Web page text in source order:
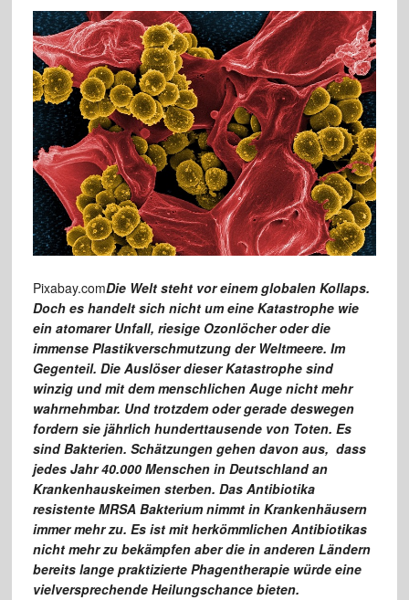
Pixabay.comDie Welt steht vor einem globalen Kollaps.
Doch es handelt sich nicht um eine Katastrophe wie
ein atomarer Unfall, riesige Ozonlöcher oder die
immense Plastikverschmutzung der Weltmeere. Im
Gegenteil. Die Auslöser dieser Katastrophe sind
winzig und mit dem menschlichen Auge nicht mehr
wahrnehmbar. Und trotzdem oder gerade deswegen
fordern sie jährlich hunderttausende von Toten. Es
sind Bakterien. Schätzungen gehen davon aus, dass
jedes Jahr 40.000 Menschen in Deutschland an
Krankenhauskeimen sterben. Das Antibiotika
resistente MRSA Bakterium nimmt in Krankenhäusern
immer mehr zu. Es ist mit herkömmlichen Antibiotikas
nicht mehr zu bekämpfen aber die in anderen Ländern
bereits lange praktizierte Phagentherapie würde eine
vielversprechende Heilungschance bieten.